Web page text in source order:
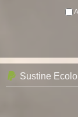
Sustine